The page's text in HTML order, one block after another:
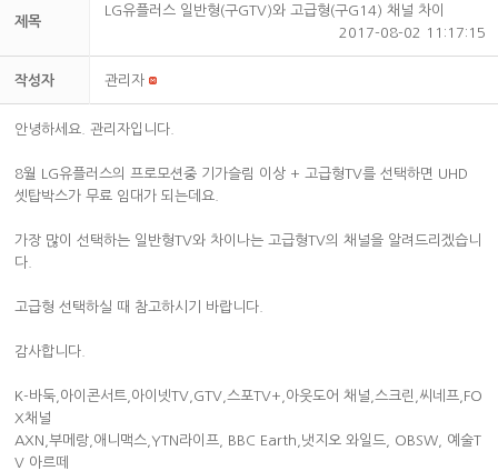
제목
LG유플러스 일반형(구GTV)와 고급형(구G14) 채널 차이
2017-08-02 11:17:15
작성자 관리자
안녕하세요. 관리자입니다.
8월 LG유플러스의 프로모션중 기가슬림 이상 + 고급형TV를 선택하면 UHD
셋탑박스가 무료 임대가 되는데요.
가장 많이 선택하는 일반형TV와 차이나는 고급형TV의 채널을 알려드리겠습니
다.
고급형 선택하실 때 참고하시기 바랍니다.
감사합니다.
K-바둑,아이콘서트,아이넷TV,GTV,스포TV+,아웃도어 채널,스크린,씨네프,FO
X채널
AXN,부메랑,애니맥스,YTN라이프, BBC Earth,냇지오 와일드, OBSW, 예술T
V 아르떼